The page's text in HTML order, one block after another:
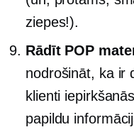
ziepes!).
Rādīt POP
nodrošināt, ka ir
klienti
papildu